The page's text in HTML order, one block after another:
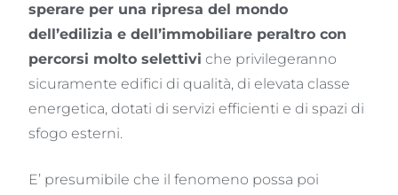
sperare per una ripresa del mondo
dell’edilizia e dell’immobiliare peraltro con
percorsi molto selettivi che privilegeranno
sicuramente edifici di qualità, di elevata classe
energetica, dotati di servizi efficienti e di spazi di
sfogo esterni.
E’ presumibile che il fenomeno possa poi